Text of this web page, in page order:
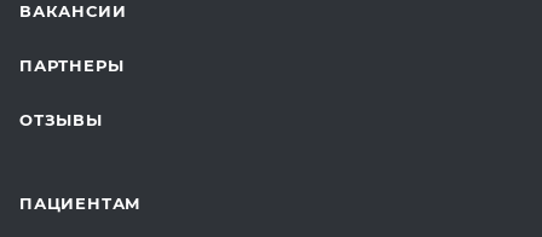
ЛАБОРАТОРНЫЕ ИССЛЕДОВАНИЯ
ВАКАНСИИ
ПАРТНЕРЫ
ОТЗЫВЫ
ПАЦИЕНТАМ